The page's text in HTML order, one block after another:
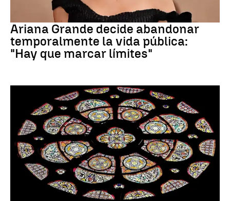
Ariana Grande decide abandonar
temporalmente la vida pública:
"Hay que marcar límites"